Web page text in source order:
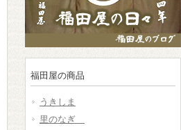
福田屋の商品
うきしま
里のなぎ